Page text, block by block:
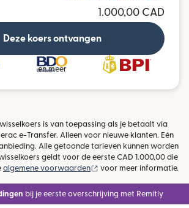
1.000,00 CAD
Deze koers ontvangen
en meer
is van toepassing als je betaalt via
e-Transfer. Alleen voor nieuwe klanten. Eén
Alle getoonde tarieven kunnen worden
geldt voor de eerste CAD 1.000,00 die
algemene voorwaarden (wordt geopend in een
voor meer informatie.
bij je eerste overschrijving met Remitly